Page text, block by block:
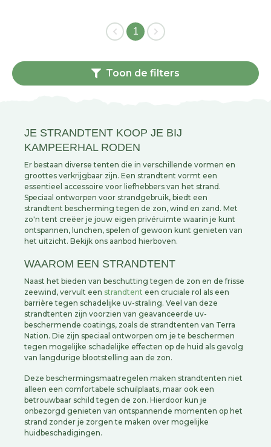
1
Toon de filters
JE STRANDTENT KOOP JE BIJ
KAMPEERHAL RODEN
Er bestaan diverse tenten die in verschillende vormen en
groottes verkrijgbaar zijn. Een strandtent vormt een
essentieel accessoire voor liefhebbers van het strand.
Speciaal ontworpen voor strandgebruik, biedt een
strandtent bescherming tegen de zon, wind en zand. Met
zo'n tent creëer je jouw eigen privéruimte waarin je kunt
ontspannen, lunchen, spelen of gewoon kunt genieten van
het uitzicht. Bekijk ons aanbod hierboven.
WAAROM EEN STRANDTENT
Naast het bieden van beschutting tegen de zon en de frisse
zeewind, vervult een strandtent een cruciale rol als een
barrière tegen schadelijke uv-straling. Veel van deze
strandtenten zijn voorzien van geavanceerde uv-
beschermende coatings, zoals de strandtenten van Terra
Nation. Die zijn speciaal ontworpen om je te beschermen
tegen mogelijke schadelijke effecten op de huid als gevolg
van langdurige blootstelling aan de zon.
Deze beschermingsmaatregelen maken strandtenten niet
alleen een comfortabele schuilplaats, maar ook een
betrouwbaar schild tegen de zon. Hierdoor kun je
onbezorgd genieten van ontspannende momenten op het
strand zonder je zorgen te maken over mogelijke
huidbeschadigingen.